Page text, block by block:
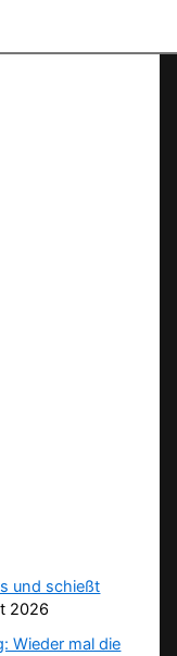
und schießt
2026
Wieder mal die